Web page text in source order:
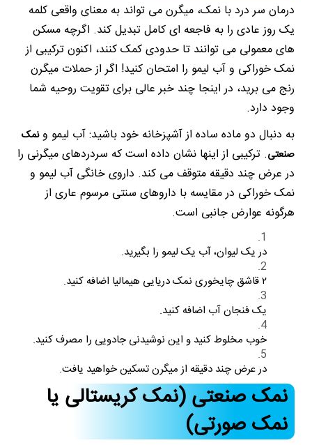
درمان سر درد با نمک، میگرن می تواند به معنای واقعی کلمه
یک روز عادی را به فاجعه ای کامل تبدیل کند. اگرچه مسکن
های معمولی می توانند تا حدودی کمک کنند، اکنون ترکیبی از
نمک خوراکی و آب لیمو را امتحان کنید! اگر از حملات میگرن
رنج می برید، در اینجا چند خبر عالی برای تقویت روحیه شما
وجود دارد.
به دنبال دو ماده ساده از آشپزخانه خود باشید: آب لیمو ونمک
صنعتی. ترکیبی از اینها نشان داده است که سردردهای میگرنی را
در عرض چند دقیقه متوقف می کند. داروی خانگی آب لیمو و
نمک خوراکی در مقایسه با داروهای سنتی مرسوم عاری از
هرگونه عوارض جانبی است.
در یک لیوان، آب یک لیمو را بگیرید.
۲ قاشق چایخوری نمک دریایی هیمالیا اضافه کنید.
یک فنجان آب اضافه کنید.
خوب مخلوط کنید و این نوشیدنی جادویی را مصرف کنید.
در عرض چند دقیقه از میگرن تسکین خواهید یافت.
نمک صنعتی (نمک کریستالی یا
نمک صورتی)